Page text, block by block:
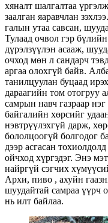
хяналт шалгалтаа
заалган яаравчлан
галын утаа савсан,
Тулаад очвол гэр
дүрэлзүүлэн асааж,
очход мөн л сандарч
аргаа олохгүй байв.
танилцуулан буцаад
дараагийн том отогруу
самрын навч газраар
байгалийн хөрсийг
нэвтрүүлэхгүй дарж,
бололцоогүй болгодог
дээр асгасан
ойчход хүргэдэг. Энэ
найргүй сэгчих
Архи, пиво , ахуйн
шуудайтай самраа үүрч
нь илт байлаа.